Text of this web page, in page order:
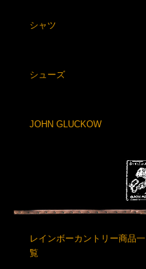
シャツ
シューズ
JOHN GLUCKOW
レインボーカントリー商品一
覧